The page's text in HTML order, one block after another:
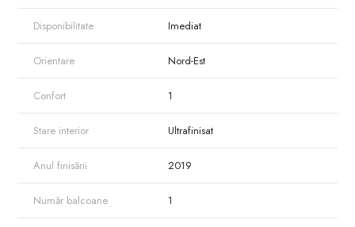
Disponibilitate Imediat
Orientare Nord-Est
Confort 1
Stare interior Ultrafinisat
Anul finisării 2019
Număr balcoane 1